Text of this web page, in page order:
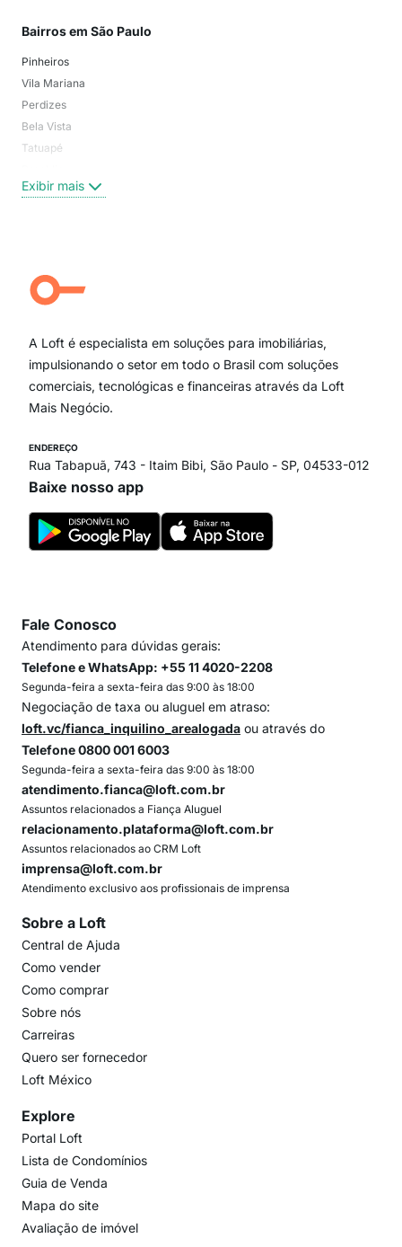
Bairros em São Paulo
Pinheiros
Vila Mariana
Perdizes
Bela Vista
Tatuapé
Centro
Campo Belo
Ipiranga
Paraíso
Itaim Bibi
Exibir mais
A Loft é especialista em soluções para imobiliárias,
impulsionando o setor em todo o Brasil com soluções
comerciais, tecnológicas e financeiras através da Loft
Mais Negócio.
ENDEREÇO
Rua Tabapuã, 743 - Itaim Bibi, São Paulo - SP, 04533-012
Baixe nosso app
Fale Conosco
Atendimento para dúvidas gerais:
Telefone e WhatsApp: +55 11 4020-2208
Segunda-feira a sexta-feira das 9:00 às 18:00
Negociação de taxa ou aluguel em atraso:
loft.vc/fianca_inquilino_arealogada ou através do
Telefone 0800 001 6003
Segunda-feira a sexta-feira das 9:00 às 18:00
atendimento.fianca@loft.com.br
Assuntos relacionados a Fiança Aluguel
relacionamento.plataforma@loft.com.br
Assuntos relacionados ao CRM Loft
imprensa@loft.com.br
Atendimento exclusivo aos profissionais de imprensa
Sobre a Loft
Central de Ajuda
Como vender
Como comprar
Sobre nós
Carreiras
Quero ser fornecedor
Loft México
Explore
Portal Loft
Lista de Condomínios
Guia de Venda
Mapa do site
Avaliação de imóvel